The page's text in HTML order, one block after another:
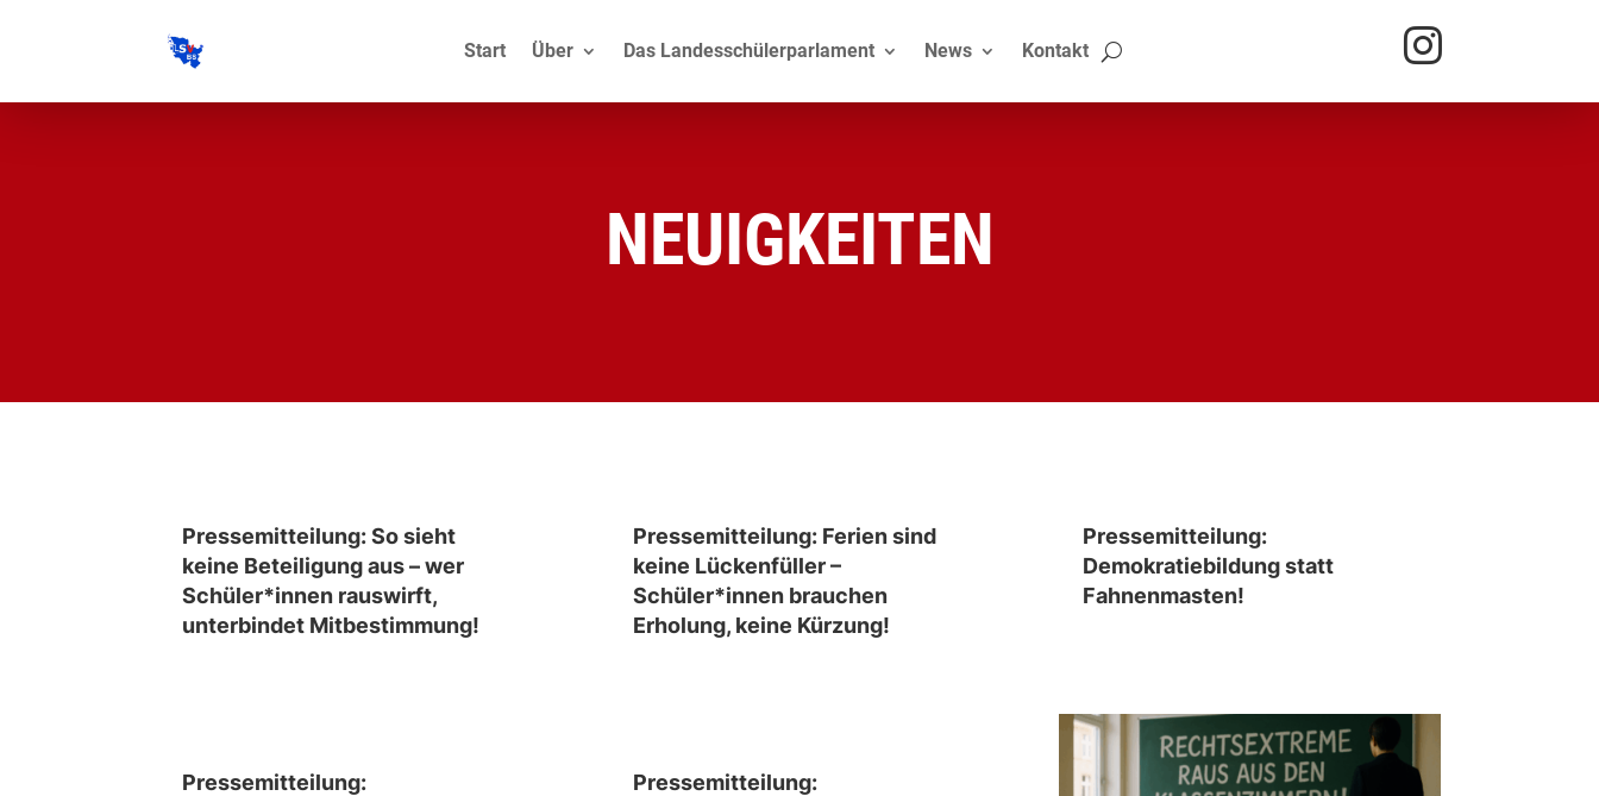
Start Über Das Landesschülerparlament News Kontakt 
NEUIGKEITEN
Pressemitteilung: So sieht
keine Beteiligung aus – wer
Schüler*innen rauswirft,
unterbindet Mitbestimmung!
Pressemitteilung:
Pressemitteilung: Ferien sind
keine Lückenfüller –
Schüler*innen brauchen
Erholung, keine Kürzung!
Pressemitteilung:
Pressemitteilung:
Demokratiebildung statt
Fahnenmasten!